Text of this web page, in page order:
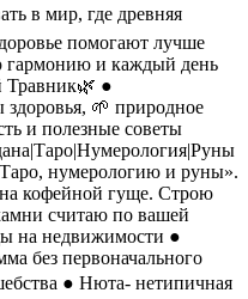
в мир, где древняя
помогают лучше
гармонию и каждый день
Травник🌿 ●
🌱 природное
и полезные советы
нумерологию и руны».
кофейной гуще. Строю
считаю по вашей
на недвижимости ●
без первоначального
● Нюта- нетипичная